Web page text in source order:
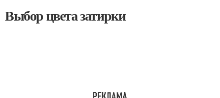
Выбор цвета затирки